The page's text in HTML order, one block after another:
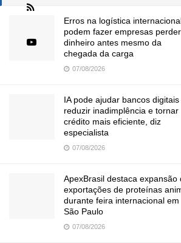
Erros na logística
podem fazer empresas perder
dinheiro antes mesmo da
chegada da carga
07/08/2026
IA pode ajudar bancos digitais
reduzir inadimplência e tornar
crédito mais eficiente, diz
especialista
07/08/2026
ApexBrasil destaca expansão
exportações de proteínas
durante feira internacional em
São Paulo
07/08/2026